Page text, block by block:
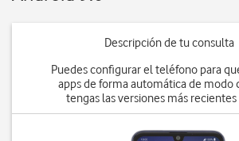
Descripción de tu consulta
Puedes configurar el teléfono para
apps de forma automática de modo
tengas las versiones más recientes